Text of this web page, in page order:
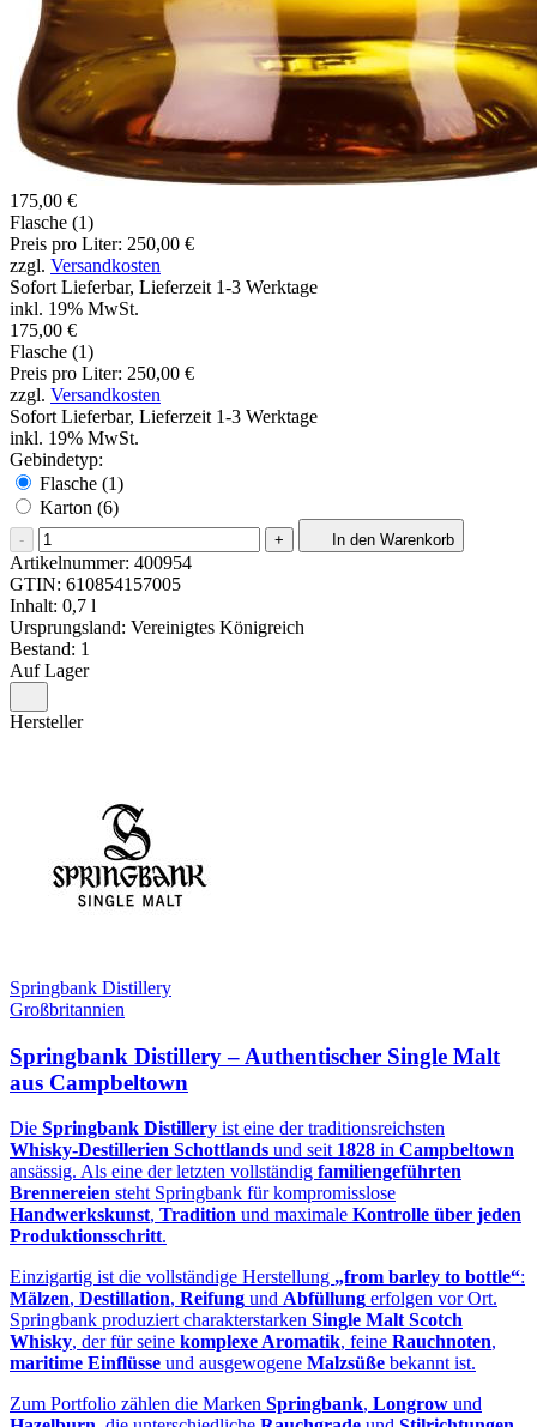
175,00 €
Flasche (1)
Preis pro Liter: 250,00 €
zzgl. Versandkosten
Sofort Lieferbar, Lieferzeit 1-3 Werktage
inkl. 19% MwSt.
175,00 €
Flasche (1)
Preis pro Liter: 250,00 €
zzgl. Versandkosten
Sofort Lieferbar, Lieferzeit 1-3 Werktage
inkl. 19% MwSt.
Gebindetyp:
Flasche (1)
Karton (6)
- + In den Warenkorb
Artikelnummer: 400954
GTIN: 610854157005
Inhalt: 0,7 l
Ursprungsland: Vereinigtes Königreich
Bestand: 1
Auf Lager
Hersteller
Springbank Distillery
Großbritannien
Springbank Distillery – Authentischer Single Malt
aus Campbeltown
Die Springbank Distillery ist eine der traditionsreichsten
Whisky‑Destillerien Schottlands und seit 1828 in Campbeltown
ansässig. Als eine der letzten vollständig familiengeführten
Brennereien steht Springbank für kompromisslose
Handwerkskunst, Tradition und maximale Kontrolle über jeden
Produktionsschritt.
Einzigartig ist die vollständige Herstellung „from barley to bottle“:
Mälzen, Destillation, Reifung und Abfüllung erfolgen vor Ort.
Springbank produziert charakterstarken Single Malt Scotch
Whisky, der für seine komplexe Aromatik, feine Rauchnoten,
maritime Einflüsse und ausgewogene Malzsüße bekannt ist.
Zum Portfolio zählen die Marken Springbank, Longrow und